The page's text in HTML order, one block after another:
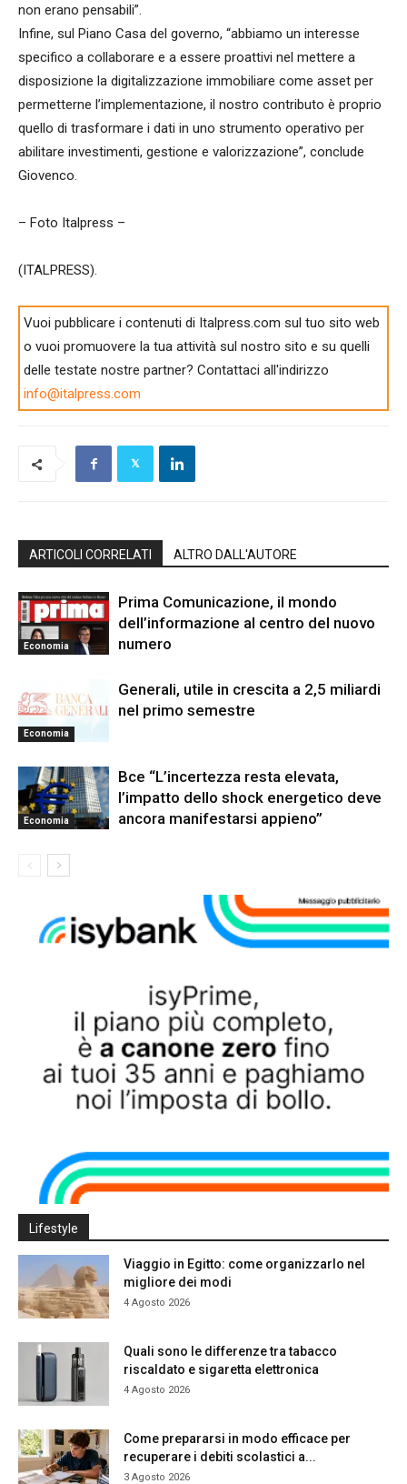
non erano pensabili”.
Infine, sul Piano Casa del governo, “abbiamo un interesse
specifico a collaborare e a essere proattivi nel mettere a
disposizione la digitalizzazione immobiliare come asset per
permetterne l’implementazione, il nostro contributo è proprio
quello di trasformare i dati in uno strumento operativo per
abilitare investimenti, gestione e valorizzazione”, conclude
Giovenco.
– Foto Italpress –
(ITALPRESS).
Vuoi pubblicare i contenuti di Italpress.com sul tuo sito web
o vuoi promuovere la tua attività sul nostro sito e su quelli
delle testate nostre partner? Contattaci all'indirizzo
info@italpress.com
ARTICOLI CORRELATI ALTRO DALL'AUTORE
Economia
Prima Comunicazione, il mondo
dell’informazione al centro del nuovo
numero
Economia
Generali, utile in crescita a 2,5 miliardi
nel primo semestre
Economia
Bce “L’incertezza resta elevata,
l’impatto dello shock energetico deve
ancora manifestarsi appieno”
Lifestyle
Viaggio in Egitto: come organizzarlo nel
migliore dei modi
4 Agosto 2026
Quali sono le differenze tra tabacco
riscaldato e sigaretta elettronica
4 Agosto 2026
Come prepararsi in modo efficace per
recuperare i debiti scolastici a...
3 Agosto 2026